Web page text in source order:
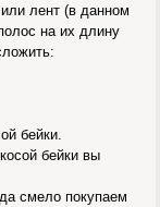
лент (в данном
на их длину
бейки.
бейки вы
смело покупаем